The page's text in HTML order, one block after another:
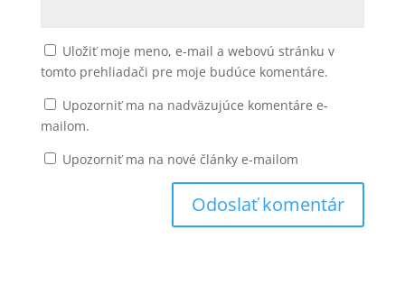
Uložiť moje meno, e-mail a webovú stránku v
tomto prehliadači pre moje budúce komentáre.
Upozorniť ma na nadväzujúce komentáre e-
mailom.
Upozorniť ma na nové články e-mailom